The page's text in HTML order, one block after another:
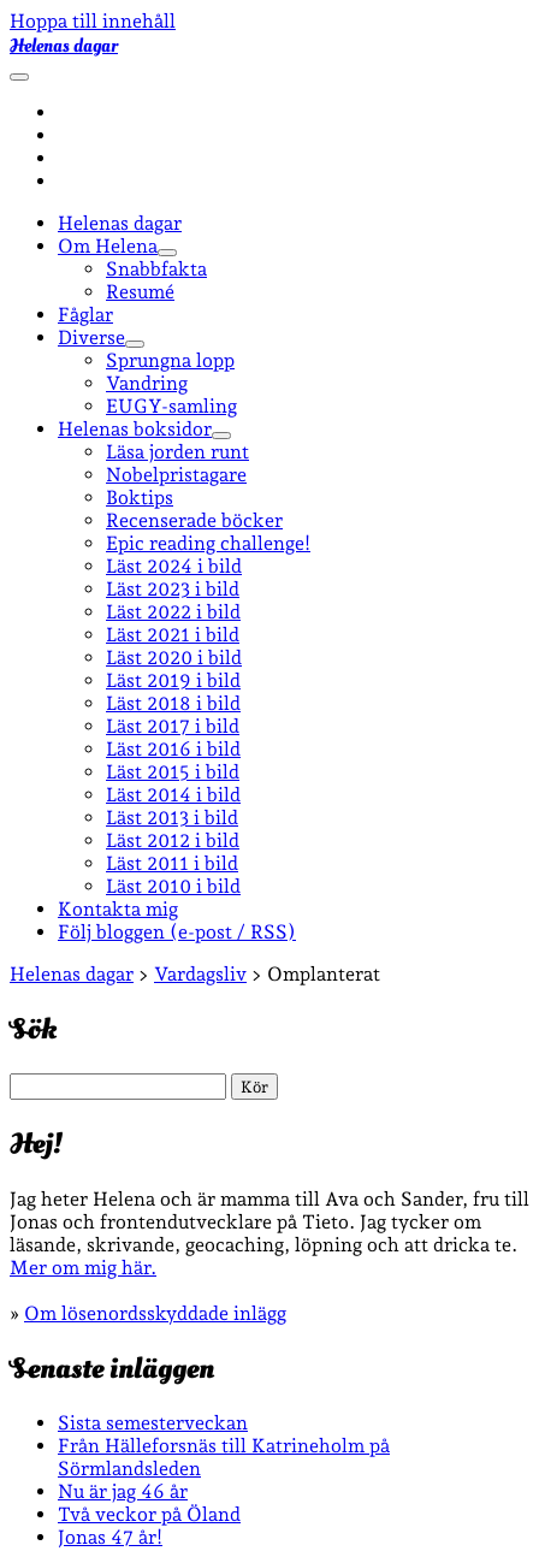
Hoppa till innehåll
Helenas dagar
öppna
Helenas dagar
Om Helena
öppna
undermeny
Snabbfakta
Resumé
Fåglar
Diverse
öppna
undermeny
Sprungna lopp
Vandring
EUGY-samling
Helenas boksidor
öppna
undermeny
Läsa jorden runt
Nobelpristagare
Boktips
Recenserade böcker
Epic reading challenge!
Läst 2024 i bild
Läst 2023 i bild
Läst 2022 i bild
Läst 2021 i bild
Läst 2020 i bild
Läst 2019 i bild
Läst 2018 i bild
Läst 2017 i bild
Läst 2016 i bild
Läst 2015 i bild
Läst 2014 i bild
Läst 2013 i bild
Läst 2012 i bild
Läst 2011 i bild
Läst 2010 i bild
Kontakta mig
Följ bloggen (e-post / RSS)
Sidopanel
Helenas dagar > Vardagsliv > Omplanterat
Sök
Hej!
Jag heter Helena och är mamma till Ava och Sander, fru till
Jonas och frontendutvecklare på Tieto. Jag tycker om
läsande, skrivande, geocaching, löpning och att dricka te.
Mer om mig här.
» Om lösenordsskyddade inlägg
Senaste inläggen
Sista semesterveckan
Från Hälleforsnäs till Katrineholm på
Sörmlandsleden
Nu är jag 46 år
Två veckor på Öland
Jonas 47 år!